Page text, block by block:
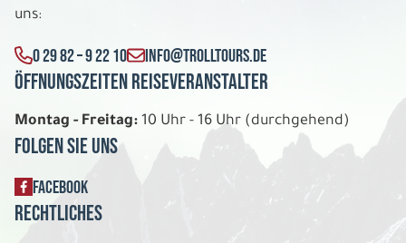
uns:
0 29 82 – 9 22 10 INFO@TROLLTOURS.DE
Öffnungszeiten Reiseveranstalter
Montag - Freitag: 10 Uhr - 16 Uhr (durchgehend)
Folgen Sie uns
FACEBOOK
Rechtliches